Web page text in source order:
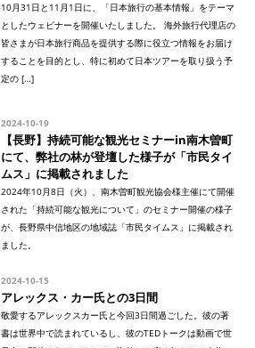
10月31日と11月1日に、「日本旅行の基本情報」をテーマ
としたウェビナーを開催いたしました。 海外旅行代理店の
皆さまが日本旅行商品を提供する際に役立つ情報をお届け
することを目的とし、特に初めて日本ツアーを取り扱う予
定の […]
2024-10-19
【長野】持続可能な観光セミナーin南木曽町
にて、弊社の林が登壇した様子が「市民タイ
ムス」に掲載されました
2024年10月8日（火）、南木曽町観光協会様主催にて開催
された「持続可能な観光について」のセミナー開催の様子
が、長野県中信地区の地域誌「市民タイムス」に掲載され
ました。
2024-10-15
アレックス・カー氏との3日間
敬愛するアレックスカー氏と今回3日間過ごした。彼の著
書は世界中で読まれているし、彼のTEDトークは動画で世